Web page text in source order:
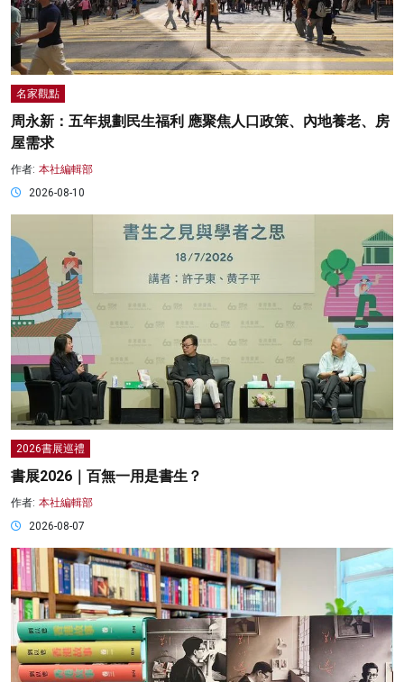
名家觀點
周永新：五年規劃民生福利 應聚焦人口政策、內地養老、房
屋需求
作者: 本社編輯部
2026-08-10
2026書展巡禮
書展2026｜百無一用是書生？
作者: 本社編輯部
2026-08-07